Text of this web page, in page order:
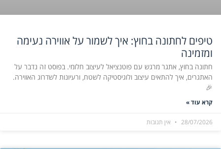
טיפים לחתונה בחוץ: איך לשמור על אווירה נעימה
ומזמינה
חתונה בחוץ, אתגר מרגש עם פוטנציאל לעיצוב חלומי. בפוסט זה נדבר על
האתגרים, איך להתאים עיצוב ולוגיסטיקה לשטח, ורעיונות לשדרוג האווירה.
🎉
קרא עוד »
28/07/2026 אין תגובות